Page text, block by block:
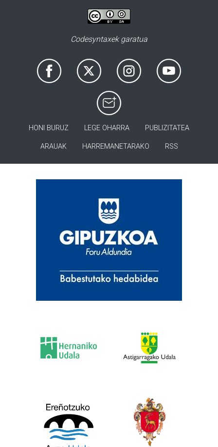
Codesyntaxek garatua
HONI BURUZ LEGE OHARRA PUBLIZITATEA
ARAUAK HARREMANETARAKO RSS